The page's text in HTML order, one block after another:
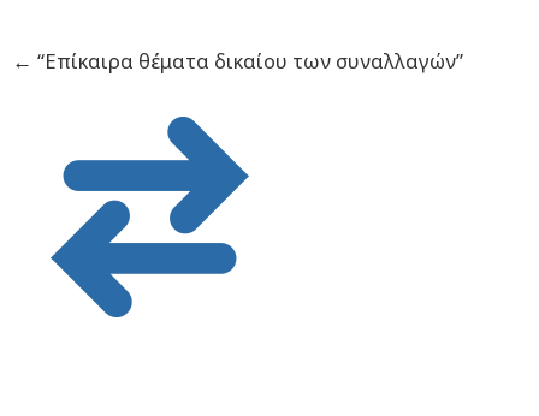
← “Επίκαιρα θέματα δικαίου των συναλλαγών”